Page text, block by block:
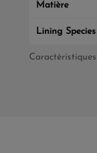
Caractéristiques
Matière
Lining Species